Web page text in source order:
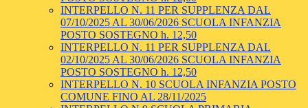
INTERPELLO N. 11 PER SUPPLENZA DAL
07/10/2025 AL 30/06/2026 SCUOLA INFANZIA
POSTO SOSTEGNO h. 12,50
INTERPELLO N. 11 PER SUPPLENZA DAL
02/10/2025 AL 30/06/2026 SCUOLA INFANZIA
POSTO SOSTEGNO h. 12,50
INTERPELLO N. 10 SCUOLA INFANZIA POSTO
COMUNE FINO AL 28/11/2025